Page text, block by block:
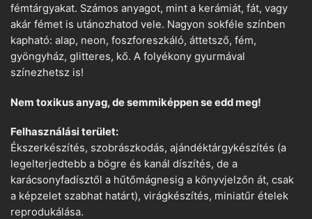
fémtárgyakat. Számos anyagot, mint a kerámiát, fát, vagy
akár fémet is utánozhatod vele. Nagyon sokféle színben
kapható: alap, neon, foszforeszkáló, áttetsző, fém,
gyöngyház, glitteres, kő. A folyékony gyurmával
színezhetsz is!
Nem toxikus anyag, de semmiképpen se edd meg!
Felhasználási terület:
Ékszerkészítés, szobrászkodás, ajándéktárgykészítés (a
legelterjedtebb a bögre és kanál díszítés, de a
karácsonyfadísztől a hűtőmágnesig a könyvjelzőn át, csak
a képzelet szabhat határt), virágkészítés, miniatűr ételek
reprodukálása.